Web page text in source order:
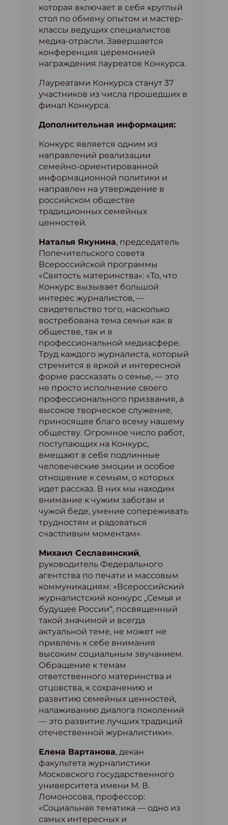
которая включает в себя круглый
стол по обмену опытом и мастер-
классы ведущих специалистов
медиа-отрасли. Завершается
конференция церемонией
награждения лауреатов Конкурса.
Лауреатами Конкурса станут 37
участников из числа прошедших в
финал Конкурса.
Дополнительная информация:
Конкурс является одним из
направлений реализации
семейно-ориентированной
информационной политики и
направлен на утверждение в
российском обществе
традиционных семейных
ценностей.
Наталья Якунина, председатель
Попечительского совета
Всероссийской программы
«Святость материнства»: «То, что
Конкурс вызывает большой
интерес журналистов, —
свидетельство того, насколько
востребована тема семьи как в
обществе, так и в
профессиональной медиасфере.
Труд каждого журналиста, который
стремится в яркой и интересной
форме рассказать о семье, — это
не просто исполнение своего
профессионального призвания, а
высокое творческое служение,
приносящее благо всему нашему
обществу. Огромное число работ,
поступающих на Конкурс,
вмещают в себя подлинные
человеческие эмоции и особое
отношение к семьям, о которых
идет рассказ. В них мы находим
внимание к чужим заботам и
чужой беде, умение сопереживать
трудностям и радоваться
счастливым моментам».
Михаил Сеславинский,
руководитель Федерального
агентства по печати и массовым
коммуникациям: «Всероссийский
журналистский конкурс „Семья и
будущее России“, посвященный
такой значимой и всегда
актуальной теме, не может не
привлечь к себе внимания
высоким социальным звучанием.
Обращение к темам
ответственного материнства и
отцовства, к сохранению и
развитию семейных ценностей,
налаживанию диалога поколений
— это развитие лучших традиций
отечественной журналистики».
Елена Вартанова, декан
факультета журналистики
Московского государственного
университета имени М. В.
Ломоносова, профессор:
«Социальная тематика — одно из
самых интересных и